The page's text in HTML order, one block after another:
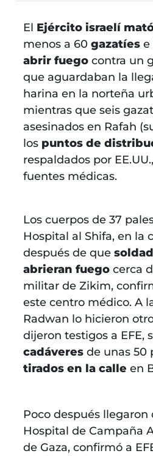
El Ejército israelí
menos a 60 gazatíes e
abrir fuegocontra un
que aguardaban la
harina en la norteña
mientras que seis
asesinados en Rafah
los puntos de
respaldados por
fuentes médicas.
Los cuerpos de 37
Hospital al Shifa, en la
después de que
abrieran fuegocerca
militar de Zikim,
este centro médico. A
Radwan lo hicieron
dijeron testigos a EFE,
cadáveresde unas 50
tirados en la calle en
Poco después llegaron
Hospital de Campaña
de Gaza, confirmó a